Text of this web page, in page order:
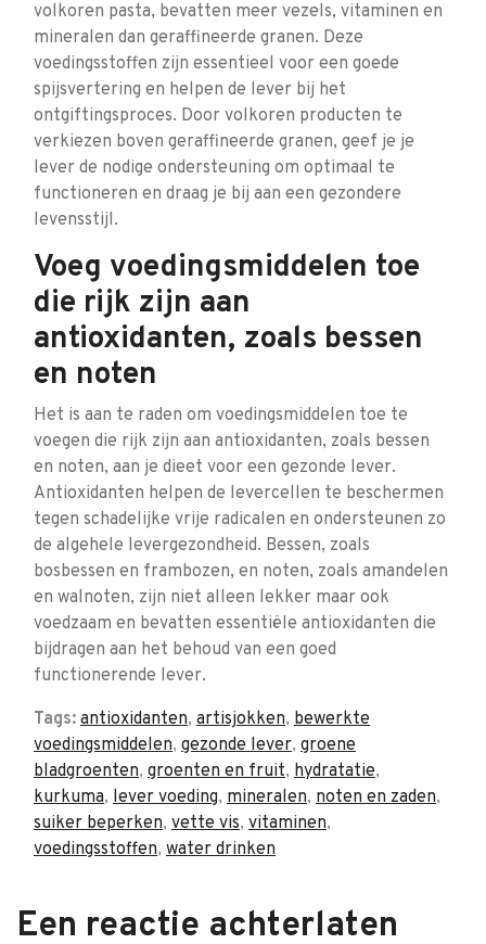
volkoren pasta, bevatten meer vezels, vitaminen en
mineralen dan geraffineerde granen. Deze
voedingsstoffen zijn essentieel voor een goede
spijsvertering en helpen de lever bij het
ontgiftingsproces. Door volkoren producten te
verkiezen boven geraffineerde granen, geef je je
lever de nodige ondersteuning om optimaal te
functioneren en draag je bij aan een gezondere
levensstijl.
Voeg voedingsmiddelen toe
die rijk zijn aan
antioxidanten, zoals bessen
en noten
Het is aan te raden om voedingsmiddelen toe te
voegen die rijk zijn aan antioxidanten, zoals bessen
en noten, aan je dieet voor een gezonde lever.
Antioxidanten helpen de levercellen te beschermen
tegen schadelijke vrije radicalen en ondersteunen zo
de algehele levergezondheid. Bessen, zoals
bosbessen en frambozen, en noten, zoals amandelen
en walnoten, zijn niet alleen lekker maar ook
voedzaam en bevatten essentiële antioxidanten die
bijdragen aan het behoud van een goed
functionerende lever.
Tags: antioxidanten, artisjokken, bewerkte
voedingsmiddelen, gezonde lever, groene
bladgroenten, groenten en fruit, hydratatie,
kurkuma, lever voeding, mineralen, noten en zaden,
suiker beperken, vette vis, vitaminen,
voedingsstoffen, water drinken
Een reactie achterlaten